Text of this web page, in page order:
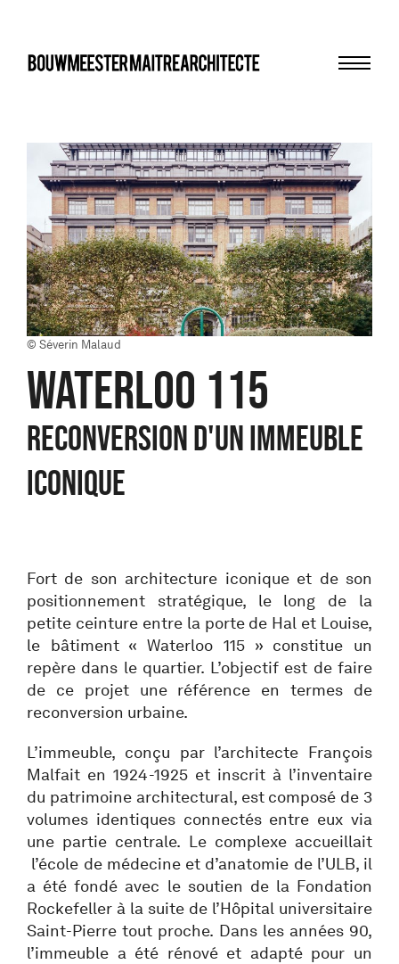
bma
© Séverin Malaud
WATERLOO 115
RECONVERSION D'UN IMMEUBLE
ICONIQUE
Fort de son architecture iconique et de son
positionnement stratégique, le long de la
petite ceinture entre la porte de Hal et Louise,
le bâtiment « Waterloo 115 » constitue un
repère dans le quartier. L’objectif est de faire
de ce projet une référence en termes de
reconversion urbaine.
L’immeuble, conçu par l’architecte François
Malfait en 1924-1925 et inscrit à l’inventaire
du patrimoine architectural, est composé de 3
volumes identiques connectés entre eux via
une partie centrale. Le complexe accueillait
l’école de médecine et d’anatomie de l’ULB, il
a été fondé avec le soutien de la Fondation
Rockefeller à la suite de l’Hôpital universitaire
Saint-Pierre tout proche. Dans les années 90,
l’immeuble a été rénové et adapté pour un